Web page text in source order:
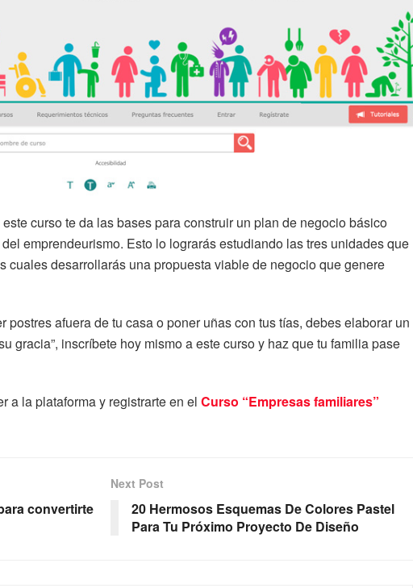
curso te da las bases para construir un plan de negocio básico
emprendeurismo. Esto lo lograrás estudiando las tres unidades que
cuales desarrollarás una propuesta viable de negocio que genere
postres afuera de tu casa o poner uñas con tus tías, debes elaborar un
gracia”, inscríbete hoy mismo a este curso y haz que tu familia pase
a la plataforma y registrarte en el Curso “Empresas familiares”
convertirte
Next Post
20 Hermosos Esquemas De Colores Pastel
Para Tu Próximo Proyecto De Diseño